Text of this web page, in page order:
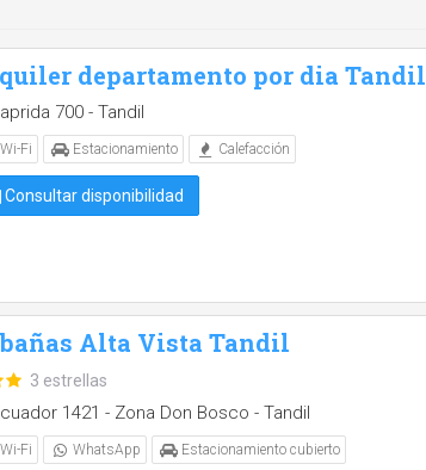
departamento por dia Tandil
700 - Tandil
Wi-Fi Estacionamiento Calefacción
Consultar disponibilidad
Alta Vista Tandil
3 estrellas
1421 - Zona Don Bosco - Tandil
Wi-Fi WhatsApp Estacionamiento cubierto